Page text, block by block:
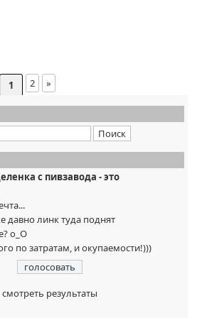
1 2 »
с пивзавода - это
давно линк туда поднят
о_О
по затратам, и окупаемости!)))
смотреть результаты